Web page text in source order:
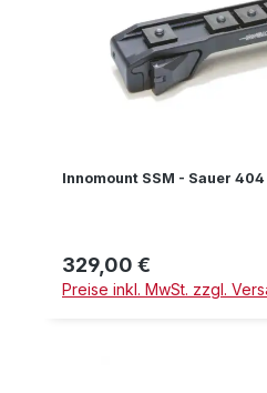
Innomount SSM - Sauer
Regulärer Preis:
329,00 €
Preise inkl. MwSt. zzgl.